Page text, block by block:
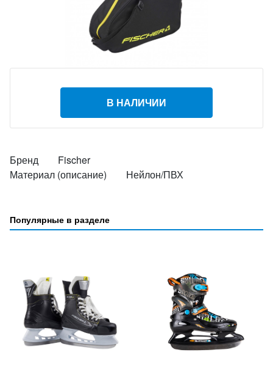
В НАЛИЧИИ
Бренд Fischer
Материал (описание) Нейлон/ПВХ
Популярные в разделе